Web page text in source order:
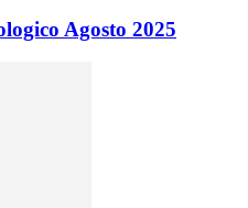
Agosto 2025